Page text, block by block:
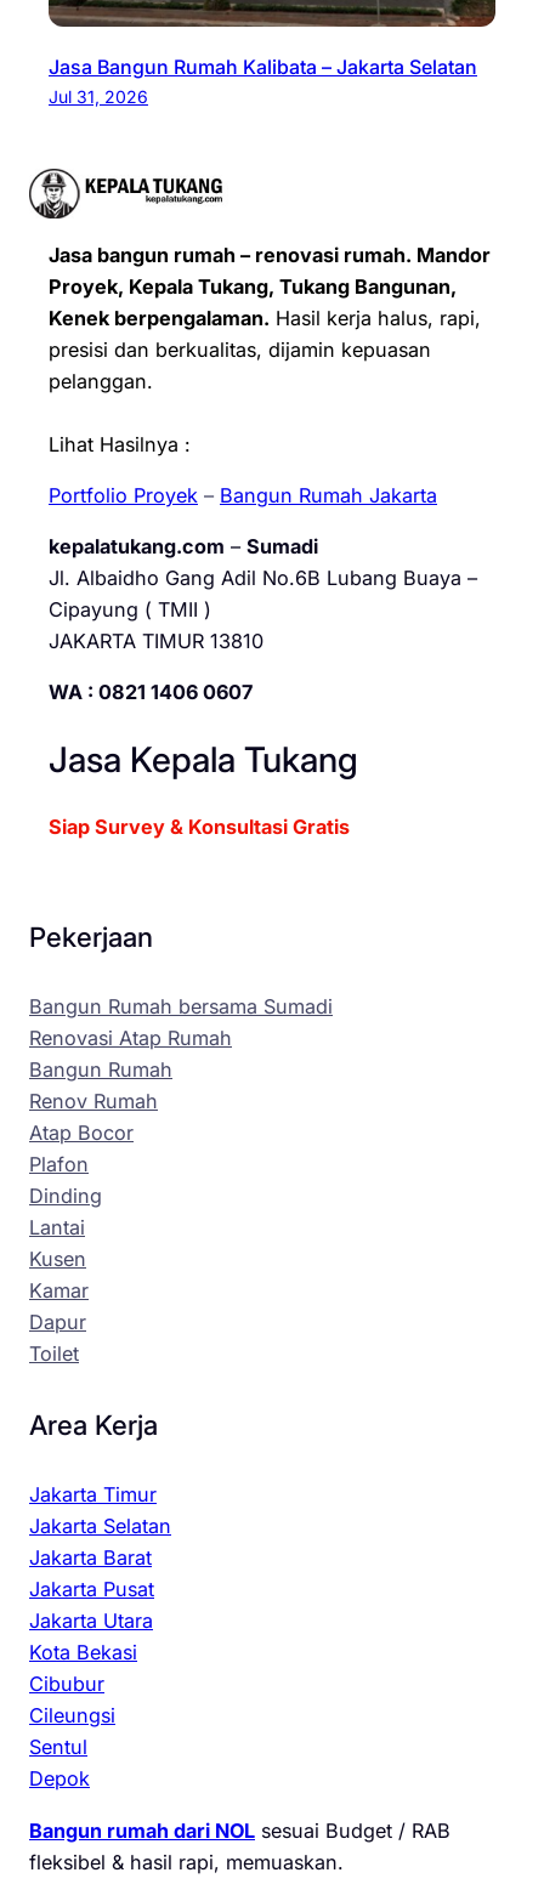
Jasa Bangun Rumah Kalibata – Jakarta Selatan
Jul 31, 2026
Jasa bangun rumah – renovasi rumah. Mandor
Proyek, Kepala Tukang, Tukang Bangunan,
Kenek berpengalaman. Hasil kerja halus, rapi,
presisi dan berkualitas, dijamin kepuasan
pelanggan.
Lihat Hasilnya :
Portfolio Proyek – Bangun Rumah Jakarta
kepalatukang.com – Sumadi
Jl. Albaidho Gang Adil No.6B Lubang Buaya –
Cipayung ( TMII )
JAKARTA TIMUR 13810
WA : 0821 1406 0607
Jasa Kepala Tukang
Siap Survey & Konsultasi Gratis
Pekerjaan
Bangun Rumah bersama Sumadi
Renovasi Atap Rumah
Bangun Rumah
Renov Rumah
Atap Bocor
Plafon
Dinding
Lantai
Kusen
Kamar
Dapur
Toilet
Area Kerja
Jakarta Timur
Jakarta Selatan
Jakarta Barat
Jakarta Pusat
Jakarta Utara
Kota Bekasi
Cibubur
Cileungsi
Sentul
Depok
Bangun rumah dari NOL sesuai Budget / RAB
fleksibel & hasil rapi, memuaskan.